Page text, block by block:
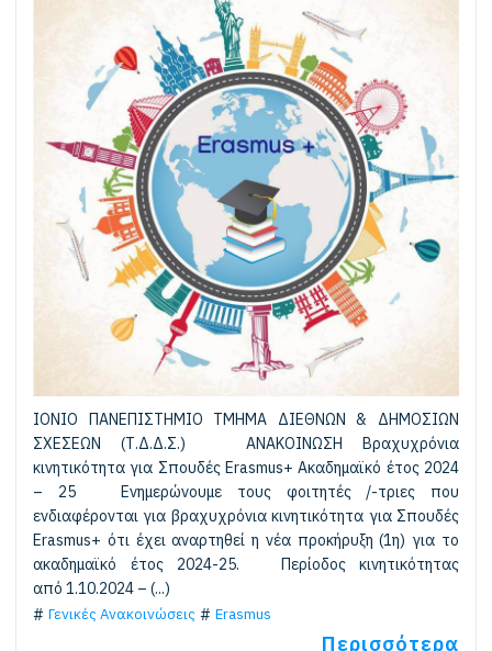
ΙΟΝΙΟ ΠΑΝΕΠΙΣΤΗΜΙΟ ΤΜΗΜΑ ΔΙΕΘΝΩΝ & ΔΗΜΟΣΙΩΝ
ΣΧΕΣΕΩΝ (Τ.Δ.Δ.Σ.) ΑΝΑΚΟΙΝΩΣΗ Βραχυχρόνια
κινητικότητα για Σπουδές Erasmus+ Ακαδημαϊκό έτος 2024
– 25 Ενημερώνουμε τους φοιτητές /-τριες που
ενδιαφέρονται για βραχυχρόνια κινητικότητα για Σπουδές
Erasmus+ ότι έχει αναρτηθεί η νέα προκήρυξη (1η) για το
ακαδημαϊκό έτος 2024-25. Περίοδος κινητικότητας
από 1.10.2024 – (...)
Γενικές Ανακοινώσεις
Erasmus
Περισσότερα